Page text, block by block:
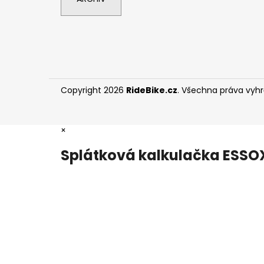
Copyright 2026 RideBike.cz. Všechna práva
×
Splátková kalkulačka